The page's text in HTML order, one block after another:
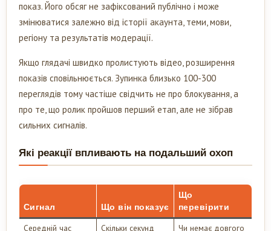
показ. Його обсяг не зафіксований публічно і може
змінюватися залежно від історії акаунта, теми, мови,
регіону та результатів модерації.
Якщо глядачі швидко пролистують відео, розширення
показів сповільнюється. Зупинка близько 100-300
переглядів тому частіше свідчить не про блокування, а
про те, що ролик пройшов перший етап, але не зібрав
сильних сигналів.
Які реакції впливають на подальший охоп
Сигнал Що він показує
Що
перевірити
Середній час
Скільки секунд
Чи немає довгого